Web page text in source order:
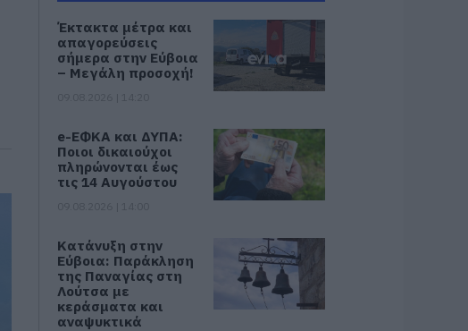
Έκτακτα μέτρα και
απαγορεύσεις
σήμερα στην Εύβοια
– Μεγάλη προσοχή!
e-ΕΦΚΑ και ΔΥΠΑ:
Ποιοι δικαιούχοι
πληρώνονται έως
τις 14 Αυγούστου
Κατάνυξη στην
Εύβοια: Παράκληση
της Παναγίας στη
Λούτσα με
κεράσματα και
αναψυκτικά